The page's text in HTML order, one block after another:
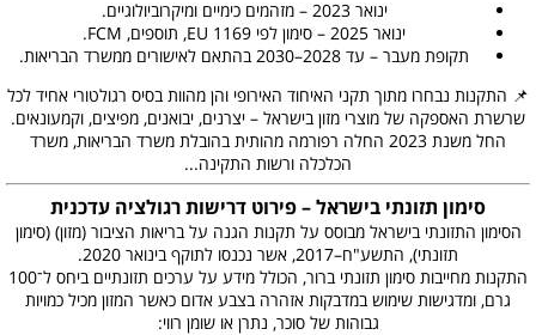
ינואר 2023 – מזהמים כימיים ומיקרוביולוגיים.
ינואר 2025 – סימון לפי EU 1169, תוספים, FCM.
תקופת מעבר – עד 2028–2030 בהתאם לאישורים ממשרד הבריאות.
📌 התקנות נבחרו מתוך תקני האיחוד האירופי והן מהוות בסיס רגולטורי אחיד לכל
שרשרת האספקה של מוצרי מזון בישראל – יצרנים, יבואנים, מפיצים, וקמעונאים.
החל משנת 2023 החלה רפורמה מהותית בהובלת משרד הבריאות, משרד
הכלכלה ורשות התקינה...
סימון תזונתי בישראל – פירוט דרישות רגולציה עדכנית
הסימון התזונתי בישראל מבוסס על תקנות הגנה על בריאות הציבור (מזון) (סימון
תזונתי), התשע"ח–2017, אשר נכנסו לתוקף בינואר 2020.
התקנות מחייבות סימון תזונתי ברור, הכולל מידע על ערכים תזונתיים ביחס ל־100
גרם, ומדגישות שימוש במדבקות אזהרה בצבע אדום כאשר המזון מכיל כמויות
גבוהות של סוכר, נתרן או שומן רווי: